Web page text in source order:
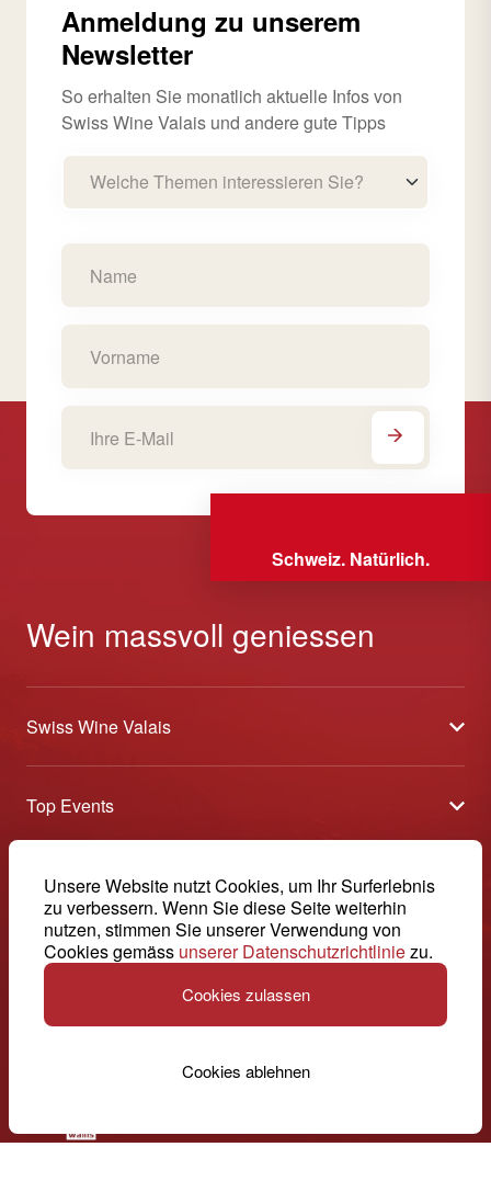
Unsere Website nutzt Cookies, um Ihr Surferlebnis
zu verbessern. Wenn Sie diese Seite weiterhin
nutzen, stimmen Sie unserer Verwendung von
Cookies gemäss unserer Datenschutzrichtliniezu.
Cookies zulassen
Cookies ablehnen
Anmeldung zu unserem
Newsletter
So erhalten Sie monatlich aktuelle Infos von
Swiss Wine Valais und andere gute Tipps
Welche Themen interessieren Sie?
Schweiz. Natürlich.
Wein massvoll geniessen
Swiss Wine Valais
Über uns
Allgemeine Geschäftsbedingungen
Medien
Kontakt
Top Events
Offene Weinkeller
Tavolata
Sélection (Ergebnisse)
Swiss Wine Valais - Avenue de la Gare 2 - CP 144 - 1964
Conthey - Suisse
info@swisswinevalais.ch
© 2026, Swiss Wine Valais
Deutsch (Schweiz)